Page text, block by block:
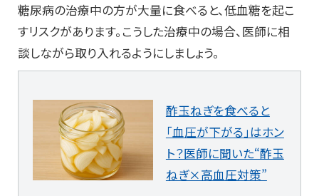
糖尿病の治療中の方が大量に食べると、低血糖を起こ
すリスクがあります。こうした治療中の場合、医師に相
談しながら取り入れるようにしましょう。
酢玉ねぎを食べると
「血圧が下がる」はホン
ト？医師に聞いた“酢玉
ねぎ×高血圧対策”